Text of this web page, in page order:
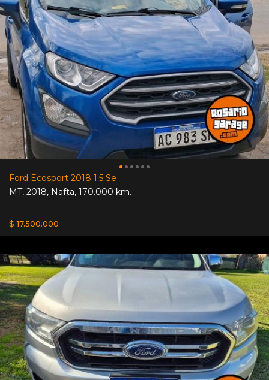
Ford Ecosport 2018 1.5 Se
MT, 2018, Nafta, 170.000 km.
$ 17.500.000